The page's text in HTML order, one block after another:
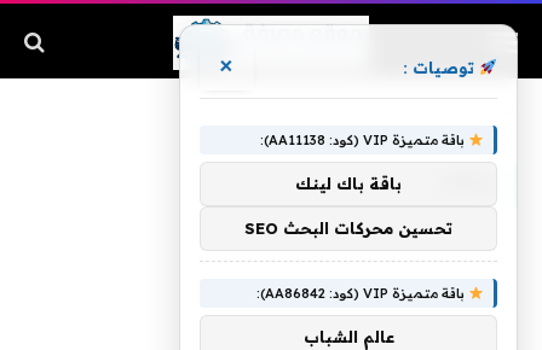
توصيات : ×
باقة متميزة VIP (كود: AA11138):
باقة باك لينك
تحسين محركات البحث SEO
باقة متميزة VIP (كود: AA86842):
عالم الشباب